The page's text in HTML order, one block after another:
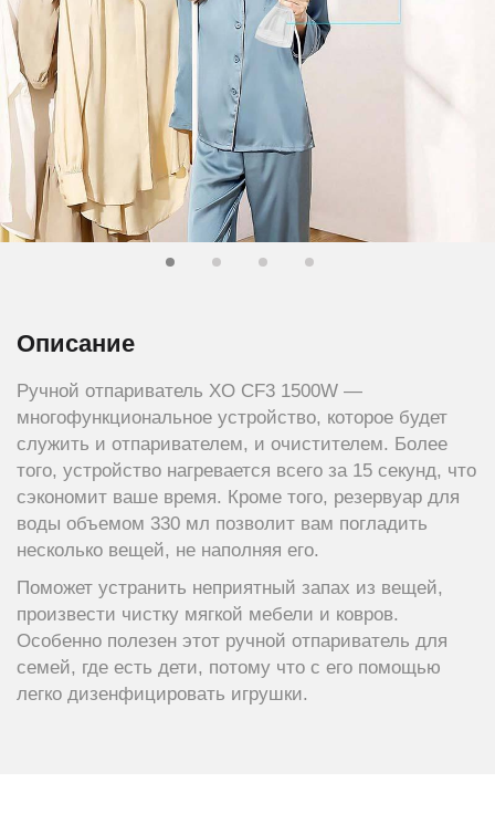
Описание
Ручной отпариватель XO CF3 1500W —
многофункциональное устройство, которое будет
служить и отпаривателем, и очистителем. Более
того, устройство нагревается всего за 15 секунд, что
сэкономит ваше время. Кроме того, резервуар для
воды объемом 330 мл позволит вам погладить
несколько вещей, не наполняя его.
Поможет устранить неприятный запах из вещей,
произвести чистку мягкой мебели и ковров.
Особенно полезен этот ручной отпариватель для
семей, где есть дети, потому что с его помощью
легко дизенфицировать игрушки.